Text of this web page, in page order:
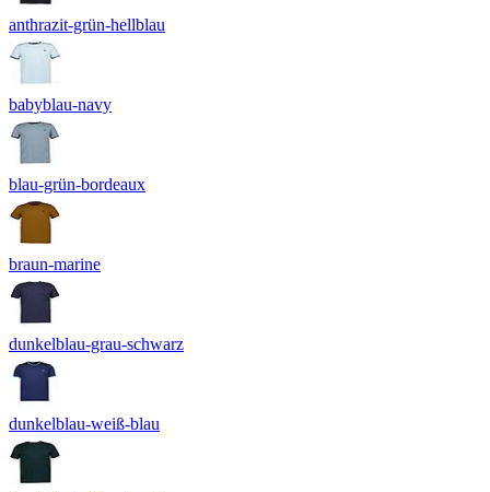
anthrazit-grün-hellblau
babyblau-navy
blau-grün-bordeaux
braun-marine
dunkelblau-grau-schwarz
dunkelblau-weiß-blau